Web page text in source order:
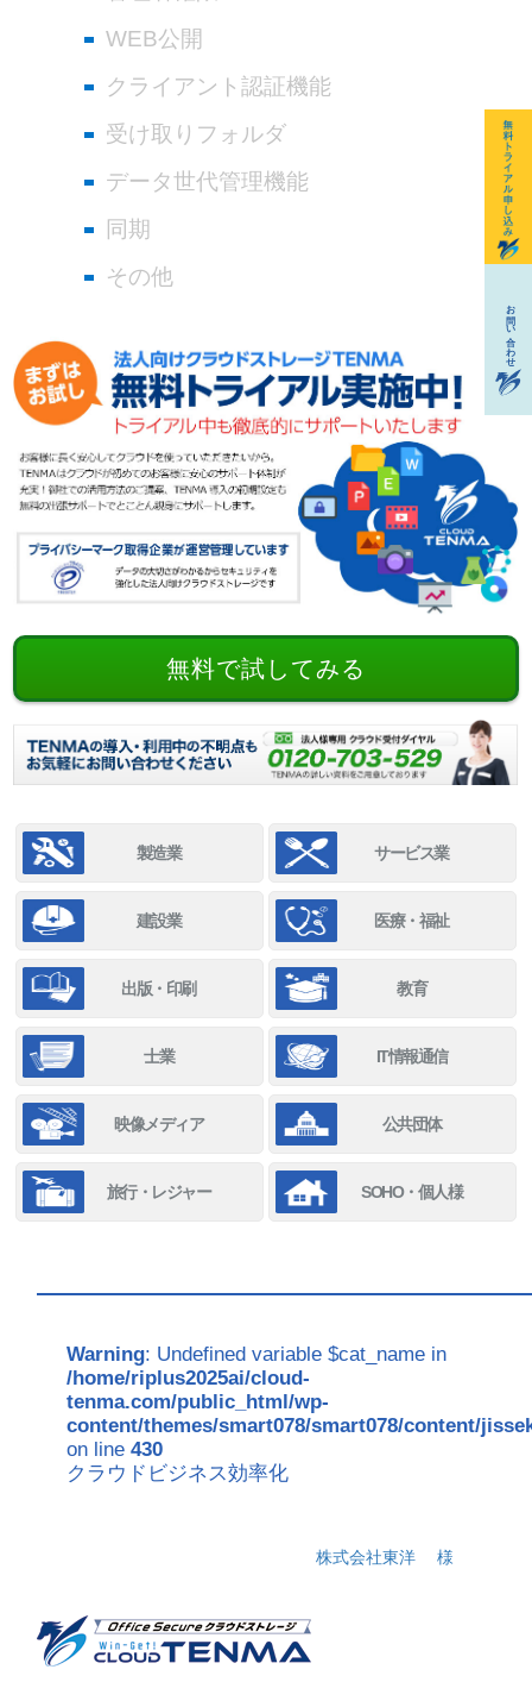
WEB公開
クライアント認証機能
受け取りフォルダ
データ世代管理機能
同期
その他
無料で試してみる
製造業 サービス業
建設業 医療・福祉
出版・印刷 教育
士業 IT情報通信
映像メディア 公共団体
旅行・レジャー SOHO・個人様
Warning: Undefined variable $cat_name in
/home/riplus2025ai/cloud-
tenma.com/public_html/wp-
content/themes/smart078/smart078/content/
on line430
クラウドビジネス効率化
株式会社東洋 様